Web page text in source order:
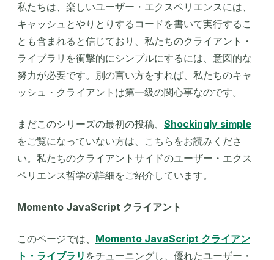
私たちは、楽しいユーザー・エクスペリエンスには、
キャッシュとやりとりするコードを書いて実行するこ
とも含まれると信じており、私たちのクライアント・
ライブラリを衝撃的にシンプルにするには、意図的な
努力が必要です。別の言い方をすれば、私たちのキャ
ッシュ・クライアントは第一級の関心事なのです。
まだこのシリーズの最初の投稿、 Shockingly simple
をご覧になっていない方は、こちらをお読みくださ
い。私たちのクライアントサイドのユーザー・エクス
ペリエンス哲学の詳細をご紹介しています。
Momento JavaScript クライアント
このページでは、 Momento JavaScript クライアン
ト・ライブラリ をチューニングし、優れたユーザー・